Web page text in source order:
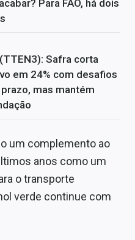
Para FAO, há dois
Safra corta
em 24% com desafios
mas mantém
um complemento ao
anos como um
o transporte
verde continue com